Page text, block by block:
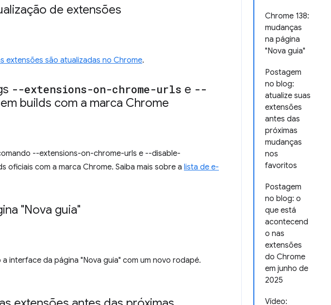
Chrome 138:
mudanças
na página
"Nova guia"
Postagem
no blog:
atualize suas
extensões
antes das
próximas
mudanças
nos
favoritos
Postagem
no blog: o
que está
acontecend
o nas
extensões
do Chrome
em junho de
2025
Vídeo:
de extensões
extensões são atualizadas no Chrome.
--extensions-on-chrome-urls e --
em builds com a marca Chrome
--extensions-on-chrome-urls e --disable-
oficiais com a marca Chrome. Saiba mais sobre a lista de e-
"Nova guia"
interface da página "Nova guia" com um novo rodapé.